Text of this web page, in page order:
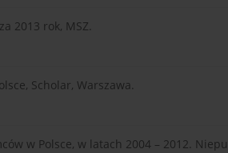
2013 rok, MSZ.
Scholar, Warszawa.
w Polsce, w latach 2004 – 2012.